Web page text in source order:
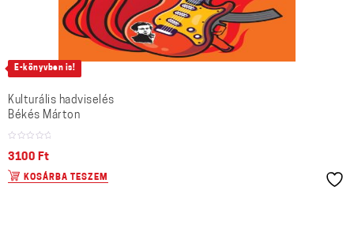
E-könyvben is!
Kulturális hadviselés
Békés Márton
3100 Ft
KOSÁRBA TESZEM